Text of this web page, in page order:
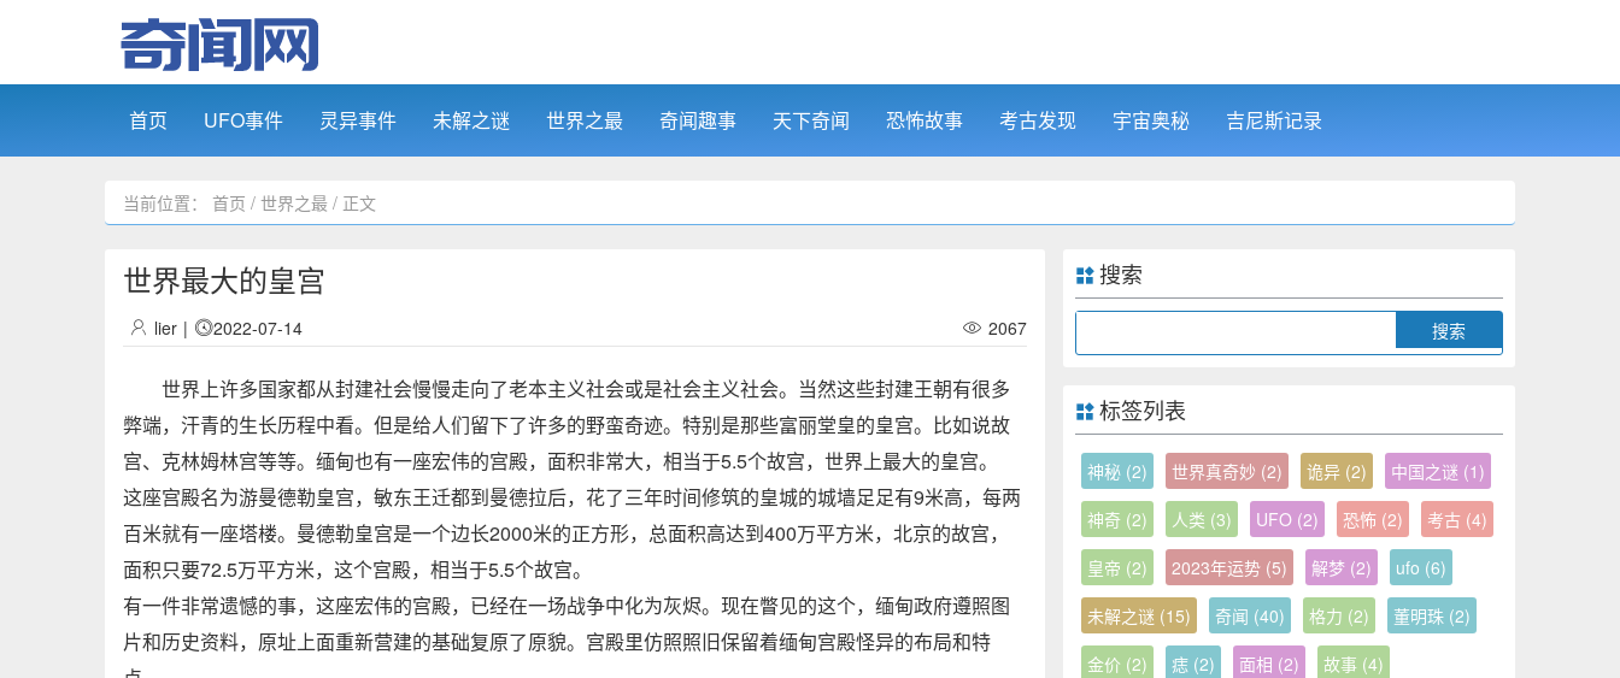
首页 UFO事件 灵异事件 未解之谜 世界之最 奇闻趣事 天下奇闻 恐怖故事 考古发现 宇宙奥秘 吉尼斯记录
当前位置： 首页 / 世界之最 / 正文
世界最大的皇宫
lier | 2022-07-14 2067
世界上许多国家都从封建社会慢慢走向了老本主义社会或是社会主义社会。当然这些封建王朝有很多
弊端， 汗青的生长历程中看。但是给人们留下了许多的野蛮奇迹。特别是那些富丽堂皇的皇宫。比如说故
宫、克林姆林宫等等。缅甸也有一座宏伟的宫殿，面积非常大，相当于5.5个故宫，世界上最大的皇宫。
这座宫殿名为游曼德勒皇宫，敏东王迁都到曼德拉后，花了三年时间修筑的皇城的城墙足足有9米高，每两
百米就有一座塔楼。曼德勒皇宫是一个边长2000米的正方形，总面积高达到400万平方米，北京的故宫，
面积只要72.5万平方米，这个宫殿，相当于5.5个故宫。
有一件非常遗憾的事，这座宏伟的宫殿，已经在一场战争中化为灰烬。现在瞥见的这个，缅甸政府遵照图
片和历史资料，原址上面重新营建的基础复原了原貌。宫殿里仿照照旧保留着缅甸宫殿怪异的布局和特
搜索
标签列表
神秘 (2) 世界真奇妙 (2) 诡异 (2) 中国之谜 (1)
神奇 (2) 人类 (3) UFO (2) 恐怖 (2) 考古 (4)
皇帝 (2) 2023年运势 (5) 解梦 (2) ufo (6)
未解之谜 (15) 奇闻 (40) 格力 (2) 董明珠 (2)
金价 (2) 痣 (2) 面相 (2) 故事 (4)